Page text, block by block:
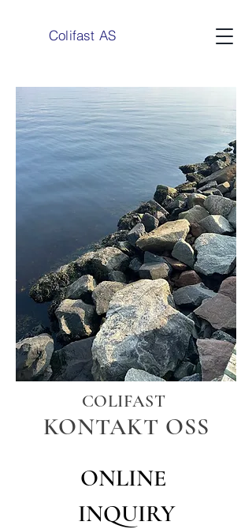
Colifast AS
COLIFAST
KONTAKT OSS
ONLINE
INQUIRY